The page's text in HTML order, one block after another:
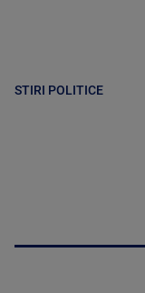
STIRI POLITICE